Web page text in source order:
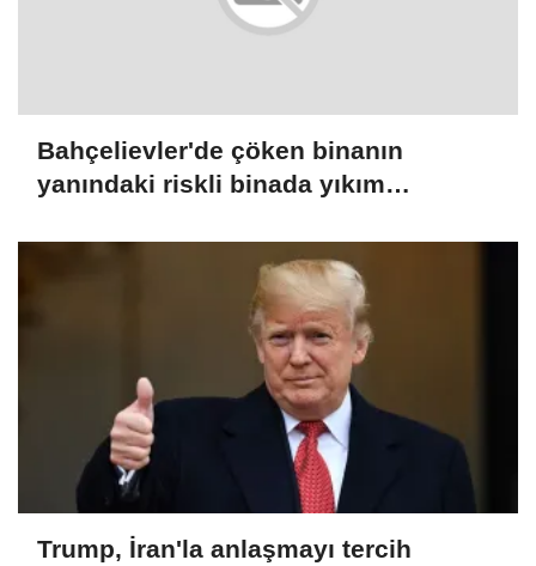
Bahçelievler'de çöken binanın
yanındaki riskli binada yıkım
Trump, İran'la anlaşmayı tercih